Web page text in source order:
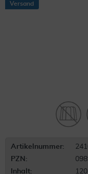
Versand
Artikelnummer:
PZN:
Inhalt: